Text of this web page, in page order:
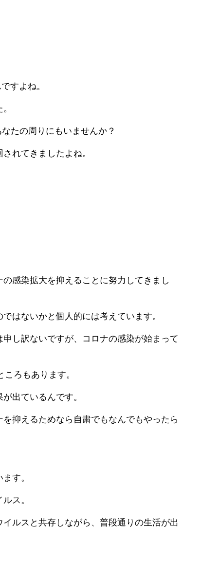
すよね。
たの周りにもいませんか？
れてきましたよね。
感染拡大を抑えることに努力してきまし
はないかと個人的には考えています。
し訳ないですが、コロナの感染が始まって
ろもあります。
出ているんです。
抑えるためなら自粛でもなんでもやったら
す。
ス。
ルスと共存しながら、普段通りの生活が出